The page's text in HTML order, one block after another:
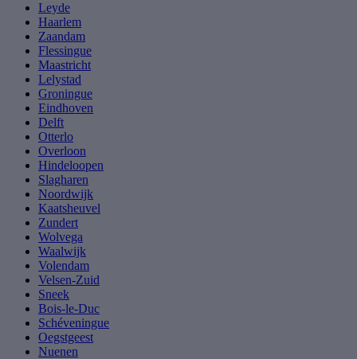
Leyde
Haarlem
Zaandam
Flessingue
Maastricht
Lelystad
Groningue
Eindhoven
Delft
Otterlo
Overloon
Hindeloopen
Slagharen
Noordwijk
Kaatsheuvel
Zundert
Wolvega
Waalwijk
Volendam
Velsen-Zuid
Sneek
Bois-le-Duc
Schéveningue
Oegstgeest
Nuenen